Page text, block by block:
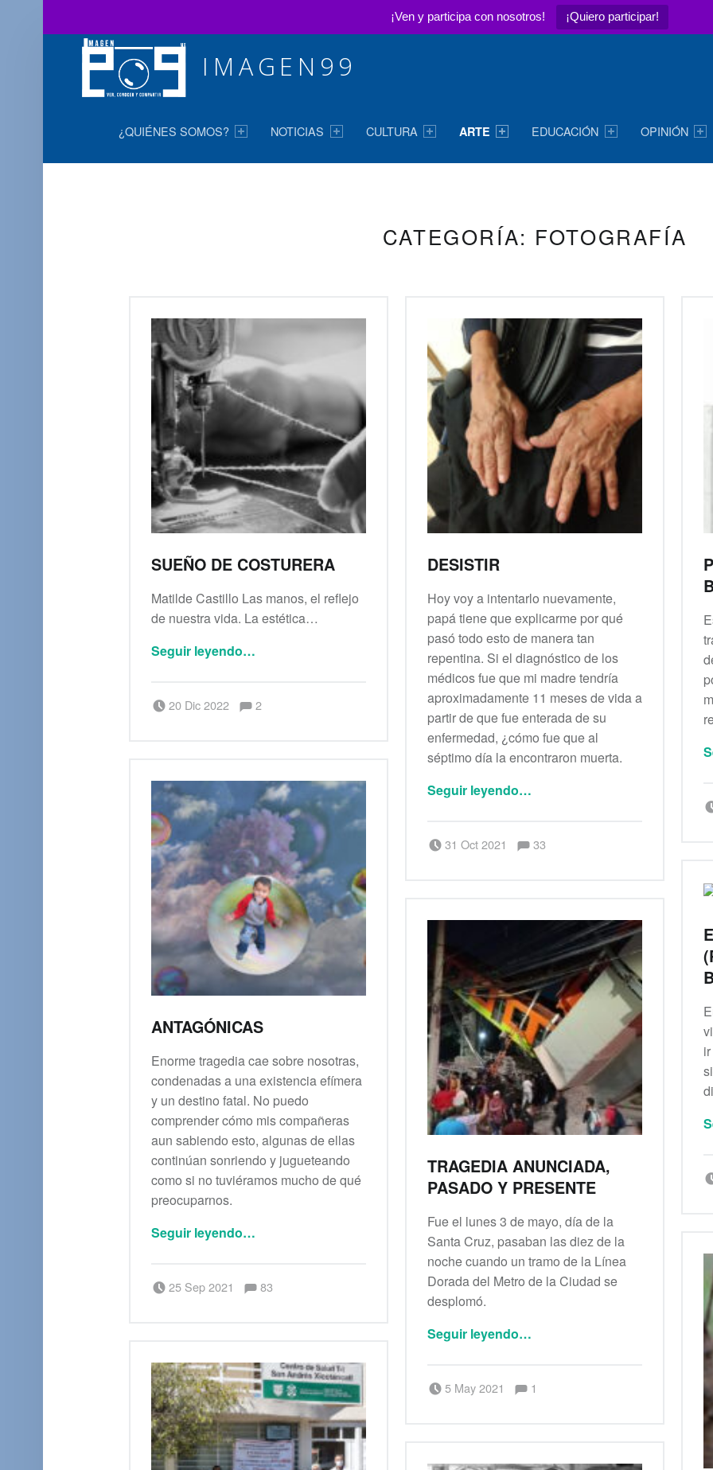
¡Ven y participa con nosotros! ¡Quiero participar!
IMAGEN99
MENÚ PRINCIPAL
¿QUIÉNES SOMOS? NOTICIAS CULTURA ARTE EDUCACIÓN OPINIÓN
CATEGORÍA: FOTOGRAFÍA
SUEÑO DE COSTURERA
Matilde Castillo Las manos, el reflejo
de nuestra vida. La estética…
Seguir leyendo…
20 Dic 2022 Escrito por:
Matilde Castillo Comentarios:
2
DESISTIR
Hoy voy a intentarlo nuevamente,
papá tiene que explicarme por qué
pasó todo esto de manera tan
repentina. Si el diagnóstico de los
médicos fue que mi madre tendría
aproximadamente 11 meses de vida a
partir de que fue enterada de su
enfermedad, ¿cómo fue que al
séptimo día la encontraron muerta.
Seguir leyendo…
31 Oct 2021 Escrito por:
Saúl Peña Rosas Comentarios:
33
ANTAGÓNICAS
Enorme tragedia cae sobre nosotras,
condenadas a una existencia efímera
y un destino fatal. No puedo
comprender cómo mis compañeras
aun sabiendo esto, algunas de ellas
continúan sonriendo y jugueteando
como si no tuviéramos mucho de qué
preocuparnos.
Seguir leyendo…
25 Sep 2021 Escrito por:
Saúl Peña Rosas Comentarios:
83
TRAGEDIA ANUNCIADA,
PASADO Y PRESENTE
Fue el lunes 3 de mayo, día de la
Santa Cruz, pasaban las diez de la
noche cuando un tramo de la Línea
Dorada del Metro de la Ciudad se
desplomó.
Seguir leyendo…
5 May 2021 Escrito por:
admin Comentarios:1